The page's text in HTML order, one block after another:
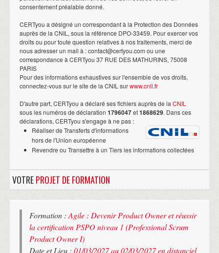
consentement préalable donné.
CERTyou a désigné un correspondant à la Protection des Données
auprès de la CNIL, sous la référence DPO-33459. Pour exercer vos
droits ou pour toute question relatives à nos traitements, merci de
nous adresser un mail à : contact@certyou.com ou une
correspondance à CERTyou 37 RUE DES MATHURINS, 75008
PARIS
Pour des informations exhaustives sur l'ensemble de vos droits,
connectez-vous sur le site de la CNIL surwww.cnil.fr
D'autre part, CERTyou a déclaré ses fichiers auprès de la CNIL
sous les numéros de déclaration 1796047et1868629. Dans ces
déclarations, CERTyou s'engage à ne pas :
Réaliser de Transferts d'informations
hors de l'Union européenne
Revendre ou Transettre à un Tiers les informations collectées
VOTREPROJET DE FORMATION
Formation : Agile : Devenir Product Owner et réussir
la certification PSPO niveau 1 (Professional Scrum
Product Owner I)
Date et Lieu : 01/03/2027 au 02/03/2027 en distanciel